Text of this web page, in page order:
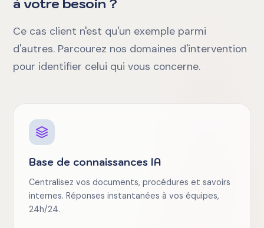
Ce cas client n'est qu'un exemple parmi
d'autres. Parcourez nos domaines d'intervention
pour identifier celui qui vous concerne.
Base de connaissances IA
Centralisez vos documents, procédures et savoirs
internes. Réponses instantanées à vos équipes,
24h/24.